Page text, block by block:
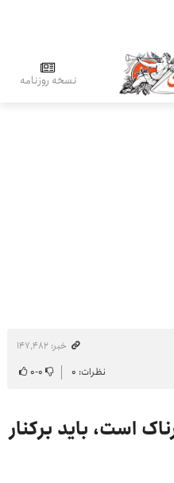
نسخه روزنامه
خبر: ۱۴۷٬۴۸۲
نظرات: ۰ ۰-۰
است، باید برکنار